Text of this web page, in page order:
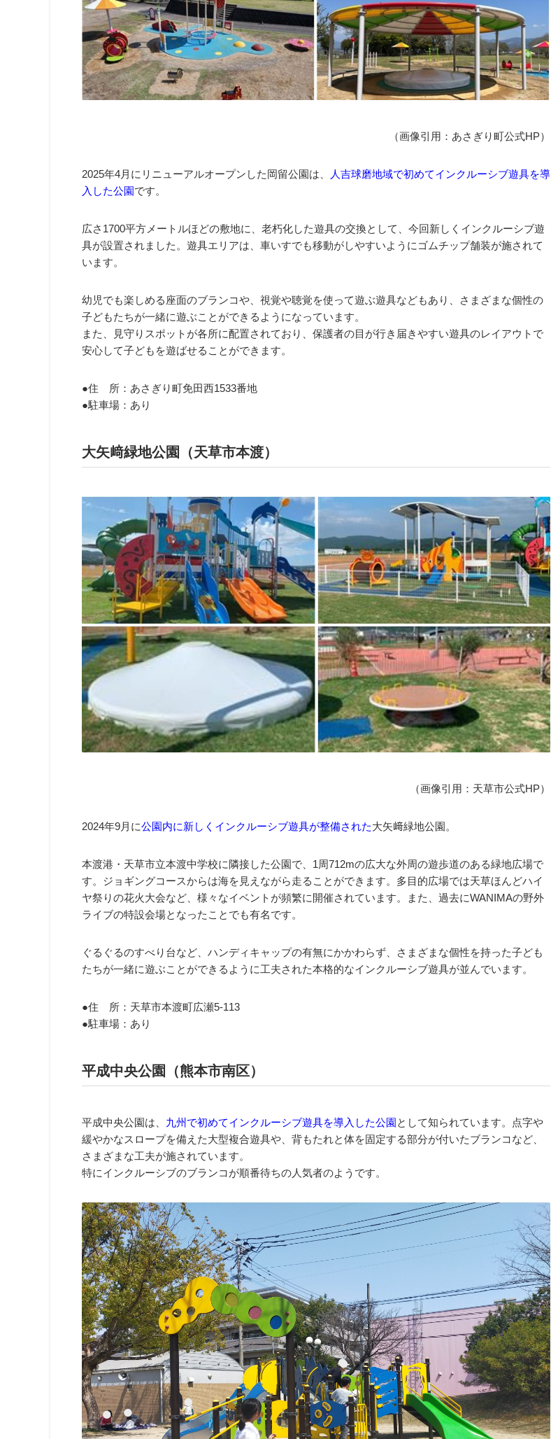
（画像引用：あさぎり町公式HP）
2025年4月にリニューアルオープンした岡留公園は、
人吉球磨地域で初めてインクルーシブ遊具を導
入した公園です。
広さ1700平方メートルほどの敷地に、老朽化した遊具の交換として、今回新しくインクルーシブ遊
具が設置されました。遊具エリアは、車いすでも移動がしやすいようにゴムチップ舗装が施されて
います。
幼児でも楽しめる座面のブランコや、視覚や聴覚を使って遊ぶ遊具などもあり、さまざまな個性の
子どもたちが一緒に遊ぶことができるようになっています。
また、見守りスポットが各所に配置されており、保護者の目が行き届きやすい遊具のレイアウトで
安心して子どもを遊ばせることができます。
●住 所：あさぎり町免田西1533番地
●駐車場：あり
大矢﨑緑地公園（天草市本渡）
（画像引用：天草市公式HP）
2024年9月に公園内に新しくインクルーシブ遊具が整備された大矢﨑緑地公園。
本渡港・天草市立本渡中学校に隣接した公園で、1周712mの広大な外周の遊歩道のある緑地広場で
す。ジョギングコースからは海を見えながら走ることができます。多目的広場では天草ほんどハイ
ヤ祭りの花火大会など、様々なイベントが頻繁に開催されています。また、過去にWANIMAの野外
ライブの特設会場となったことでも有名です。
ぐるぐるのすべり台など、ハンディキャップの有無にかかわらず、さまざまな個性を持った子ども
たちが一緒に遊ぶことができるように工夫された本格的なインクルーシブ遊具が並んでいます。
●住 所：天草市本渡町広瀬5-113
●駐車場：あり
平成中央公園（熊本市南区）
平成中央公園は、 九州で初めてインクルーシブ遊具を導入した公園として知られています。点字や
緩やかなスロープを備えた大型複合遊具や、背もたれと体を固定する部分が付いたブランコなど、
さまざまな工夫が施されています。
特にインクルーシブのブランコが順番待ちの人気者のようです。